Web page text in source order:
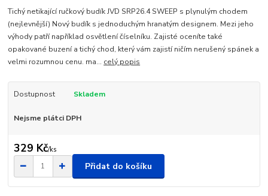
Tichý netikající ručkový budík JVD SRP26.4 SWEEP s plynulým chodem
(nejlevnější) Nový budík s jednoduchým hranatým designem. Mezi jeho
výhody patří například osvětlení číselníku. Zajisté oceníte také
opakované buzení a tichý chod, který vám zajistí ničím nerušený spánek a
velmi rozumnou cenu. ma... celý popis
Dostupnost Skladem
Nejsme plátci DPH
329 Kč/ks
Přidat do košíku